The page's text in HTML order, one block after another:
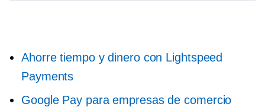
Ahorre tiempo y dinero con Lightspeed
Payments
Google Pay para empresas de comercio